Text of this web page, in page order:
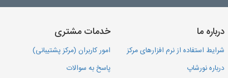
درباره ما
شرایط استفاده از نرم افزارهای مرکز
درباره نورشاپ
خدمات مشتری
امور کاربران (مرکز پشتیبانی)
پاسخ به سوالات